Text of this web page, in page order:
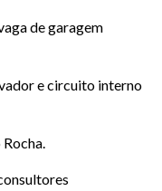
de garagem
e circuito interno